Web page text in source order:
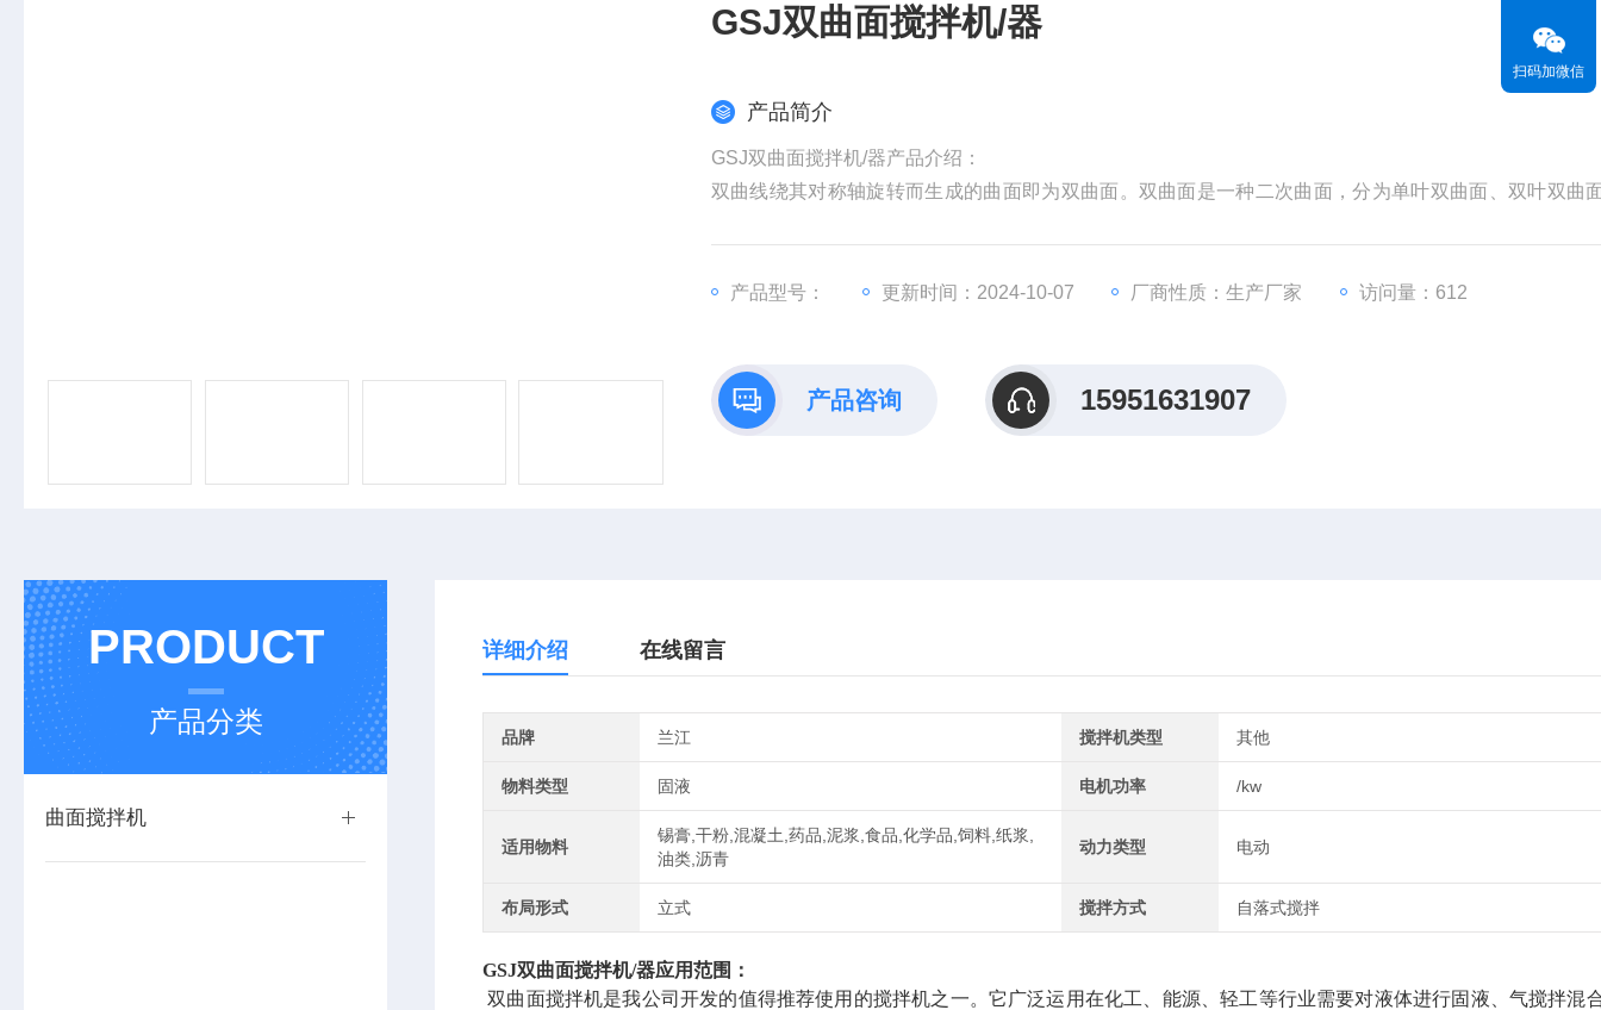
GSJ双曲面搅拌机/器
产品简介
GSJ双曲面搅拌机/器产品介绍：
双曲线绕其对称轴旋转而生成的曲面即为双曲面。双曲面是一种二次曲面，分为单叶双曲面、双叶双曲
产品型号：
更新时间：2024-10-07 厂商性质：生产厂家 访问量：612
产品咨询 15951631907
PRODUCT
产品分类
曲面搅拌机
详细介绍 在线留言
品牌 兰江 搅拌机类型 其他
物料类型 固液 电机功率 /kw
适用物料
锡膏,干粉,混凝土,药品,泥浆,食品,化学品,饲料,纸浆,
油类,沥青
动力类型 电动
布局形式 立式 搅拌方式 自落式搅拌
GSJ双曲面搅拌机/器应用范围：
双曲面搅拌机是我公司开发的值得推荐使用的搅拌机之一。它广泛运用在化工、能源、轻工等行业需要对液体进行固液、气搅拌混
扫码加微信